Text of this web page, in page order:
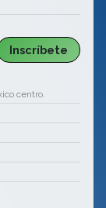
Inscríbete
centro.